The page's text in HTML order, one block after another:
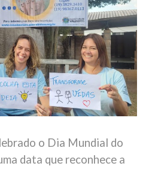
o Dia Mundial do
data que reconhece a